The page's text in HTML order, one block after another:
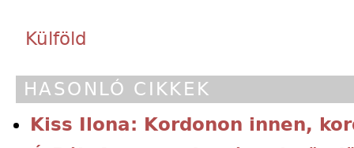
Külföld
HASONLÓ CIKKEK
Kiss Ilona: Kordonon innen,